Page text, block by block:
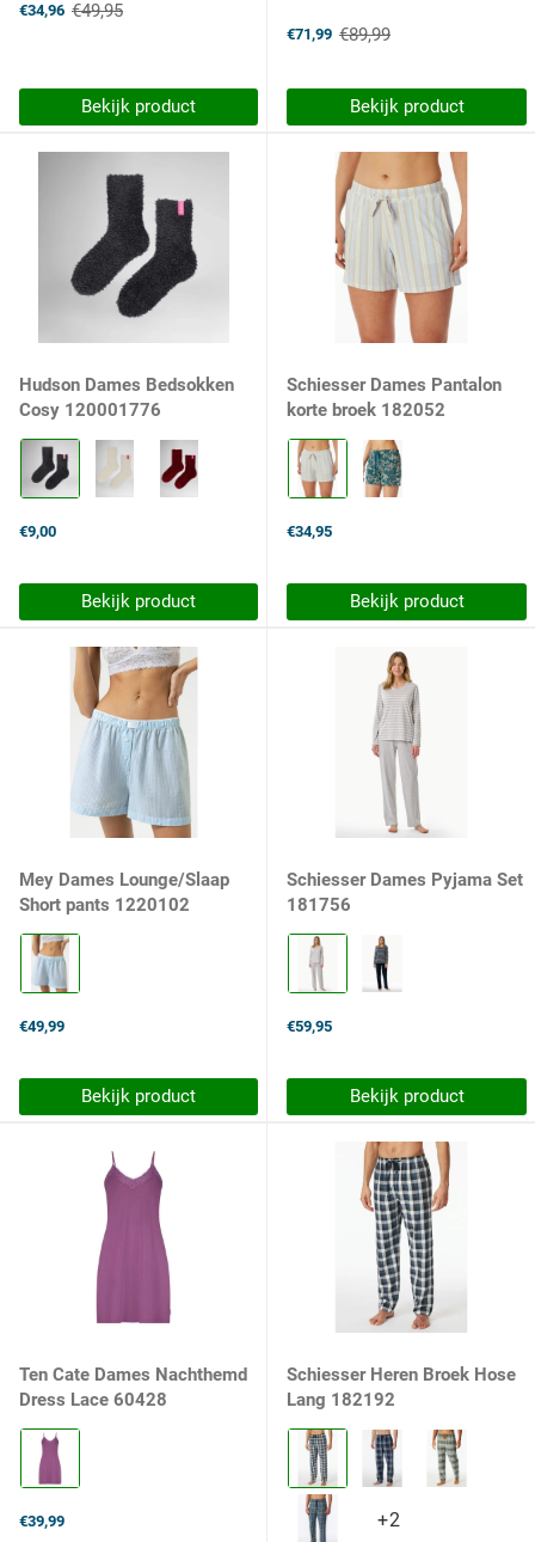
€34,96
Old
€49,95
Bekijk product
selected
€71,99
Old
€89,99
Bekijk product
Hudson Dames Bedsokken
Cosy 120001776
Kleur:
0005
Black
€9,00
Bekijk product
Schiesser Dames Pantalon
korte broek 182052
Kleur:
917
multicolor
selected
€34,95
Bekijk product
Mey Dames Lounge/Slaap
Short pants 1220102
Kleur:
1717
powder
selected
€49,99
Bekijk product
Schiesser Dames Pyjama Set
181756
Kleur:
210
silbergrau-
selected
€59,95
Bekijk product
Ten Cate Dames Nachthemd
Dress Lace 60428
Kleur:
2216
purple
selected
€39,99
Schiesser Heren Broek Hose
Lang 182192
Kleur:
913
multicolor
selected
+2